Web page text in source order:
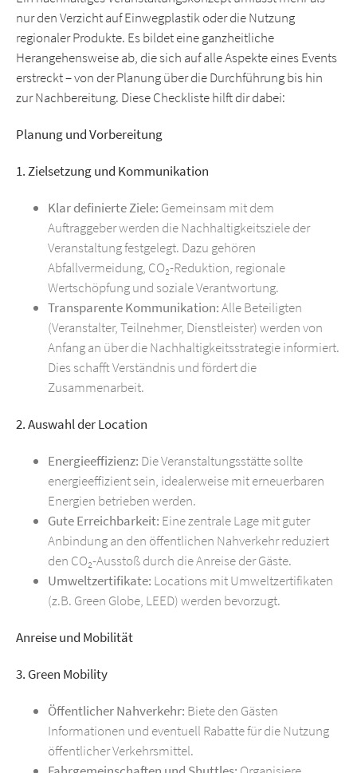
nur den Verzicht auf Einwegplastik oder die Nutzung
regionaler Produkte. Es bildet eine ganzheitliche
Herangehensweise ab, die sich auf alle Aspekte eines Events
erstreckt – von der Planung über die Durchführung bis hin
zur Nachbereitung. Diese Checkliste hilft dir dabei:
Planung und Vorbereitung
1. Zielsetzung und Kommunikation
Klar definierte Ziele: Gemeinsam mit dem
Auftraggeber werden die Nachhaltigkeitsziele der
Veranstaltung festgelegt. Dazu gehören
Abfallvermeidung, CO₂-Reduktion, regionale
Wertschöpfung und soziale Verantwortung.
Transparente Kommunikation:Alle Beteiligten
(Veranstalter, Teilnehmer, Dienstleister) werden von
Anfang an über die Nachhaltigkeitsstrategie informiert.
Dies schafft Verständnis und fördert die
Zusammenarbeit.
2. Auswahl der Location
Energieeffizienz: Die Veranstaltungsstätte sollte
energieeffizient sein, idealerweise mit erneuerbaren
Energien betrieben werden.
Gute Erreichbarkeit: Eine zentrale Lage mit guter
Anbindung an den öffentlichen Nahverkehr reduziert
den CO₂-Ausstoß durch die Anreise der Gäste.
Umweltzertifikate: Locations mit Umweltzertifikaten
(z.B. Green Globe, LEED) werden bevorzugt.
Anreise und Mobilität
3. Green Mobility
Öffentlicher Nahverkehr: Biete den Gästen
Informationen und eventuell Rabatte für die Nutzung
öffentlicher Verkehrsmittel.